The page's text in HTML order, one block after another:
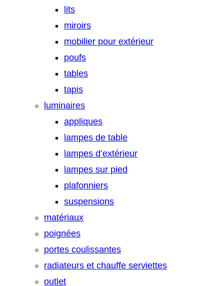
lits
miroirs
mobilier pour extérieur
poufs
tables
tapis
luminaires
appliques
lampes de table
lampes d’extérieur
lampes sur pied
plafonniers
suspensions
matériaux
poignées
portes coulissantes
radiateurs et chauffe serviettes
outlet